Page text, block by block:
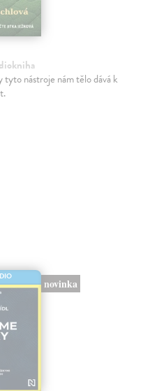
nástroje nám tělo dává k
novinka